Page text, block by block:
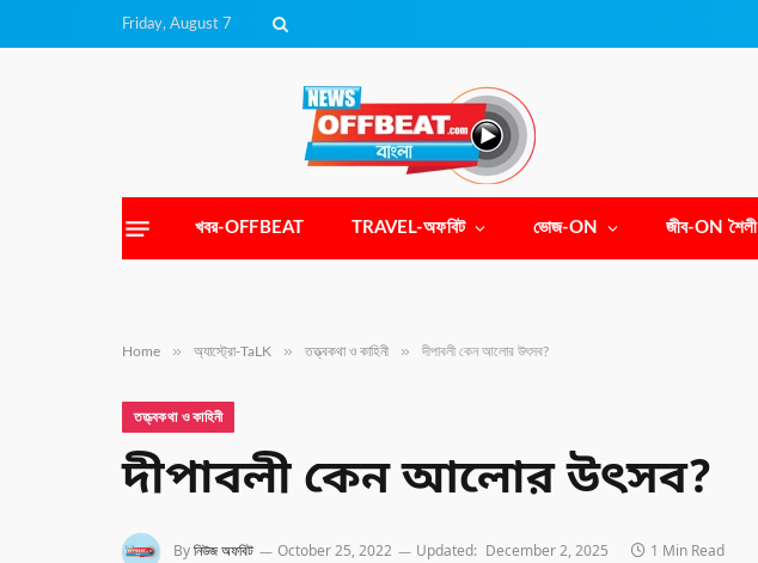
Friday, August 7
খবর-OFFBEAT TRAVEL-অফবিট ভোজ-ON জীব-ON শৈলী
Home » অ্যাস্ট্রো-TaLK » তত্ত্বকথা ও কাহিনী » দীপাবলী কেন আলোর উৎসব?
তত্ত্বকথা ও কাহিনী
দীপাবলী কেন আলোর উৎসব?
Byনিউজ অফবিট October 25, 2022 Updated: December 2, 2025 1 Min Read